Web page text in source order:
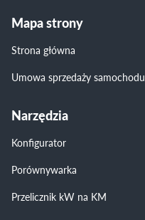
Mapa strony
Strona główna
Umowa sprzedaży samochodu
Narzędzia
Konfigurator
Porównywarka
Przelicznik kW na KM